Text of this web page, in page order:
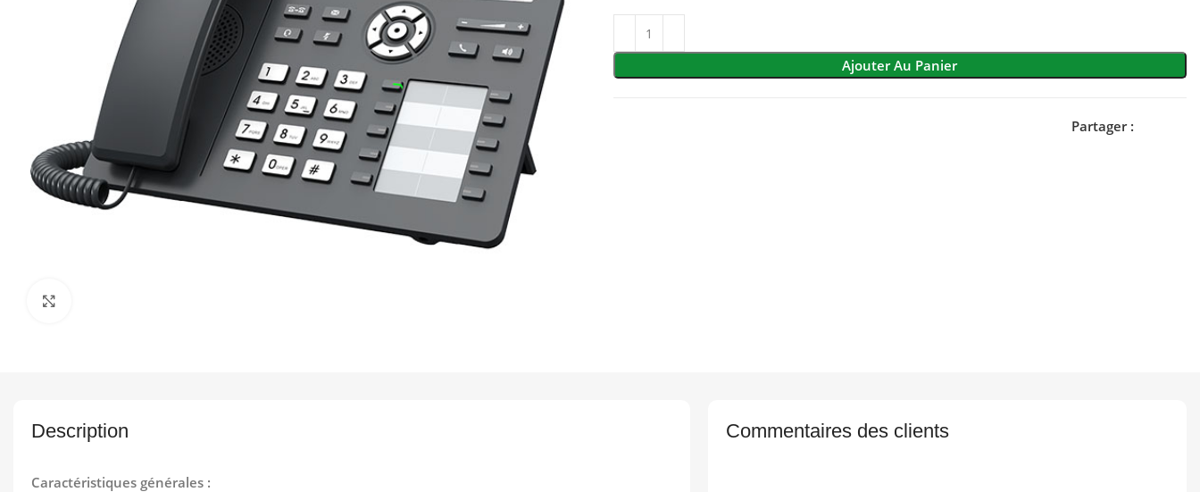
Ajouter Au Panier
Partager :
Description
Caractéristiques générales :
Commentaires des clients